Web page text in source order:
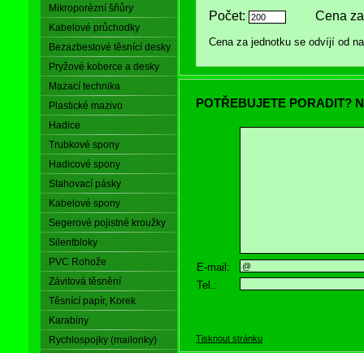
Mikroporézní šňůry
Kabelové průchodky
Bezazbestové těsnící desky
Pryžové koberce a desky
Mazací technika
Plastické mazivo
Hadice
Trubkové spony
Hadicové spony
Stahovací pásky
Kabelové spony
Segerové pojistné kroužky
Silentbloky
PVC Rohože
Závitová těsnění
Těsnící papír, Korek
Karabiny
Rychlospojky (mailonky)
Počet: Cena za
Cena za jednotku se odvíjí od
POTŘEBUJETE PORADIT?
E-mail:
Tel.:
Tisknout stránku